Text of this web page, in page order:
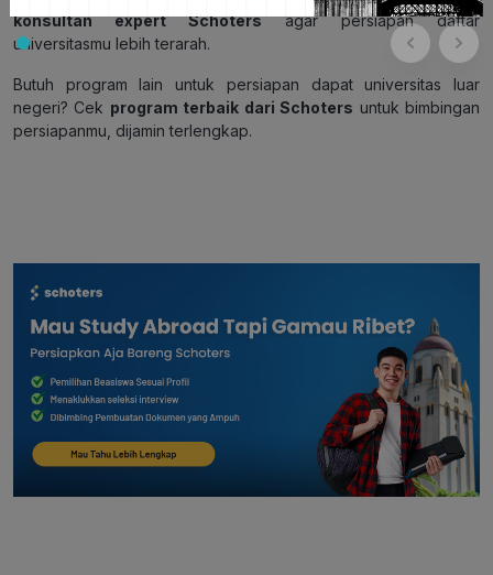
konsultan expert Schotersagar persiapan daftar
universitasmu lebih terarah.
Butuh program lain untuk persiapan dapat universitas luar
negeri? Cek program terbaik dari Schoters untuk bimbingan
persiapanmu, dijamin terlengkap.